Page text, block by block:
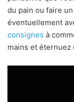
du pain ou faire
éventuellement
consignes à
mains et éternuez